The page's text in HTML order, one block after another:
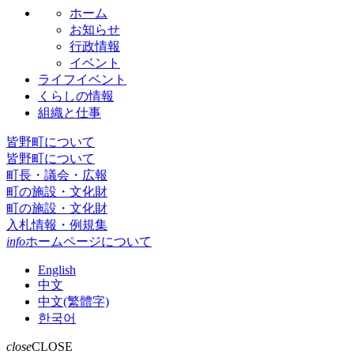
ホーム
お知らせ
行政情報
イベント
ライフイベント
くらしの情報
組織と仕事
皆野町について
皆野町について
町長・議会・広報
町の施設・文化財
町の施設・文化財
入札情報・例規集
infoホームページについて
English
中文
中文(繁體字)
한국어
closeCLOSE